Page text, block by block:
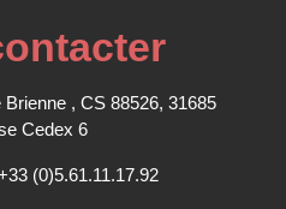
, CS 88526, 31685
Cedex 6
(0)5.61.11.17.92